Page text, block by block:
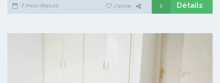
7 mois depuis J'aime Détails